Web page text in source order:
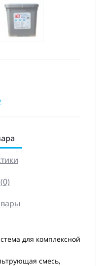
для комплексной
смесь,